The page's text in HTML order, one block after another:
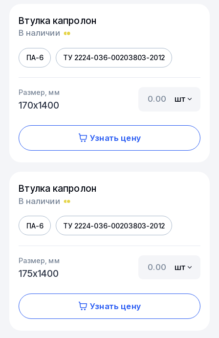
Втулка капролон
В наличии
ПА-6 ТУ 2224-036-00203803-2012
Размер, мм
170х1400
шт
Узнать цену
Втулка капролон
В наличии
ПА-6 ТУ 2224-036-00203803-2012
Размер, мм
175х1400
шт
Узнать цену